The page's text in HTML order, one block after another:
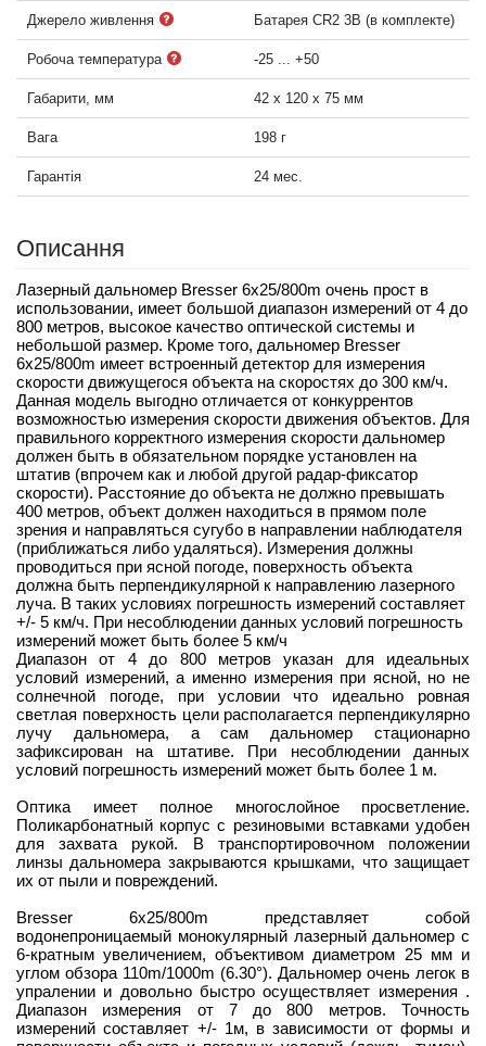
Джерело живлення Батарея CR2 3В (в комплекте)
Робоча температура -25 ... +50
Габарити, мм 42 х 120 x 75 мм
Вага 198 г
Гарантія 24 мес.
Описання
Лазерный дальномер Bresser 6x25/800m очень прост в
использовании, имеет большой диапазон измерений от 4 до
800 метров, высокое качество оптической системы и
небольшой размер. Кроме того, дальномер Bresser
6x25/800m имеет встроенный детектор для измерения
скорости движущегося объекта на скоростях до 300 км/ч.
Данная модель выгодно отличается от конкуррентов
возможностью измерения скорости движения объектов. Для
правильного корректного измерения скорости дальномер
должен быть в обязательном порядке установлен на
штатив (впрочем как и любой другой радар-фиксатор
скорости). Расстояние до объекта не должно превышать
400 метров, объект должен находиться в прямом поле
зрения и направляться сугубо в направлении наблюдателя
(приближаться либо удаляться). Измерения должны
проводиться при ясной погоде, поверхность объекта
должна быть перпендикулярной к направлению лазерного
луча. В таких условиях погрешность измерений составляет
+/- 5 км/ч. При несоблюдении данных условий погрешность
измерений может быть более 5 км/ч
Диапазон от 4 до 800 метров указан для идеальных
условий измерений, а именно измерения при ясной, но не
солнечной погоде, при условии что идеально ровная
светлая поверхность цели располагается перпендикулярно
лучу дальномера, а сам дальномер стационарно
зафиксирован на штативе. При несоблюдении данных
условий погрешность измерений может быть более 1 м.
Оптика имеет полное многослойное просветление.
Поликарбонатный корпус с резиновыми вставками удобен
для захвата рукой. В транспортировочном положении
линзы дальномера закрываются крышками, что защищает
их от пыли и повреждений.
Bresser 6x25/800m представляет собой
водонепроницаемый монокулярный лазерный дальномер с
6-кратным увеличением, объективом диаметром 25 мм и
углом обзора 110m/1000m (6.30°). Дальномер очень легок в
упралении и довольно быстро осуществляет измерения .
Диапазон измерения от 7 до 800 метров. Точность
измерений составляет +/- 1м, в зависимости от формы и